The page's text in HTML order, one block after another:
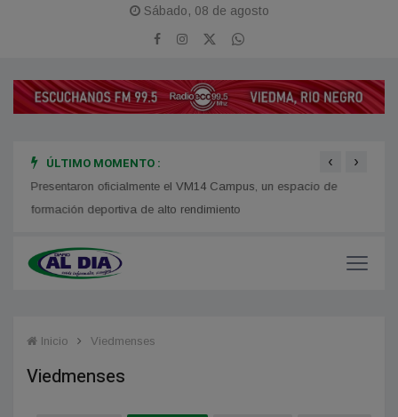
Sábado, 08 de agosto
ÚLTIMO MOMENTO :
Presentaron oficialmente el VM14 Campus, un espacio de
formación deportiva de alto rendimiento
‹ ›
Inicio Viedmenses
Viedmenses